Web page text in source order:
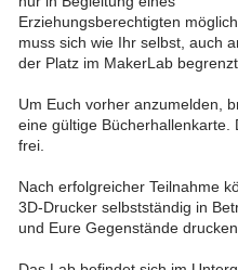
Erziehungsberechtigten
muss sich wie Ihr selbst, auch
der Platz im MakerLab
Um Euch vorher anzumelden,
eine gültige Bücherhallenkarte.
frei.
Nach erfolgreicher Teilnahme
3D-Drucker selbstständig in
und Eure Gegenstände drucken.